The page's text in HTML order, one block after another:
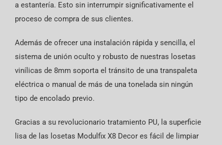
a estantería. Esto sin interrumpir significativamente el
proceso de compra de sus clientes.
Además de ofrecer una instalación rápida y sencilla, el
sistema de unión oculto y robusto de nuestras losetas
vinílicas de 8mm soporta el tránsito de una transpaleta
eléctrica o manual de más de una tonelada sin ningún
tipo de encolado previo.
Gracias a su revolucionario tratamiento PU, la superficie
lisa de las losetas Modulfix X8 Decor es fácil de limpiar